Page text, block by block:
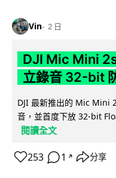
Vin 2 日
DJI Mic Mini
立錄音 32-bit
DJI 最新推出的 Mic Mini
音，並首度下放 32-bit
閱讀全文
253 1 ↗ 分享